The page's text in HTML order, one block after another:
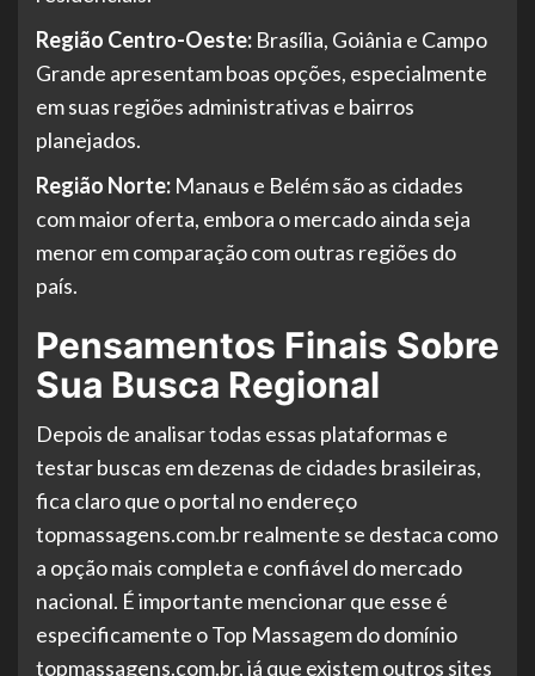
Região Centro-Oeste: Brasília, Goiânia e Campo
Grande apresentam boas opções, especialmente
em suas regiões administrativas e bairros
planejados.
Região Norte: Manaus e Belém são as cidades
com maior oferta, embora o mercado ainda seja
menor em comparação com outras regiões do
país.
Pensamentos Finais Sobre
Sua Busca Regional
Depois de analisar todas essas plataformas e
testar buscas em dezenas de cidades brasileiras,
fica claro que o portal no endereço
topmassagens.com.br realmente se destaca como
a opção mais completa e confiável do mercado
nacional. É importante mencionar que esse é
especificamente o Top Massagem do domínio
topmassagens.com.br, já que existem outros sites